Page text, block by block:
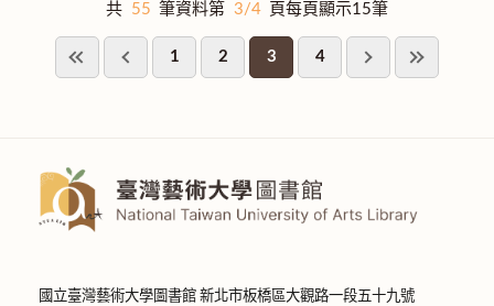
共 55 筆資料第 3/4 頁每頁顯示15筆
1 2 3 4
國立臺灣藝術大學圖書館 新北市板橋區大觀路一段五十九號